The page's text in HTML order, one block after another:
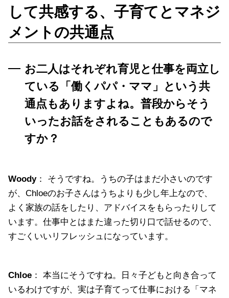
して共感する、子育てとマネジ
メントの共通点
お二人はそれぞれ育児と仕事を両立し
ている「働くパパ・ママ」という共
通点もありますよね。普段からそう
いったお話をされることもあるので
すか？
Woody： そうですね。うちの子はまだ小さいのです
が、Chloeのお子さんはうちよりも少し年上なので、
よく家族の話をしたり、アドバイスをもらったりして
います。仕事中とはまた違った切り口で話せるので、
すごくいいリフレッシュになっています。
Chloe ： 本当にそうですね。日々子どもと向き合って
いるわけですが、実は子育てって仕事における「マネ